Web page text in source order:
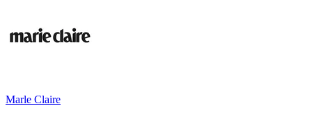
Marle Claire